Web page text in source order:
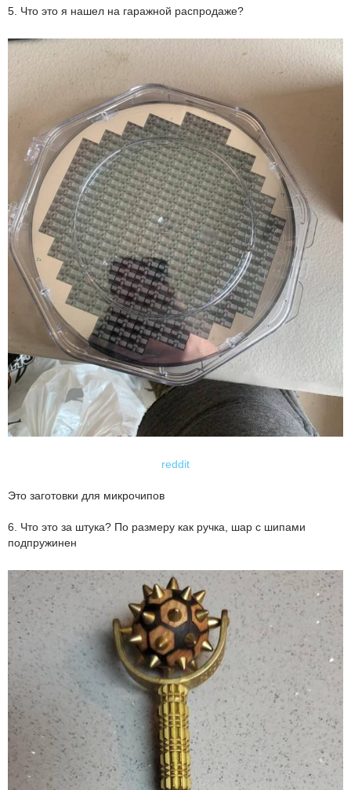
5. Что это я нашел на гаражной распродаже?
reddit
Это заготовки для микрочипов
6. Что это за штука? По размеру как ручка, шар с шипами
подпружинен